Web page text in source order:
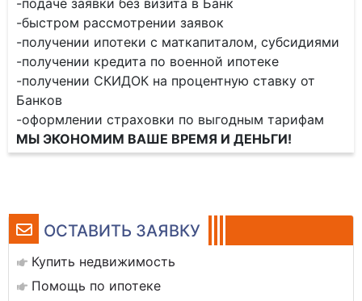
ОСТАВИТЬ ЗАЯВКУ
Купить недвижимость
Помощь по ипотеке
-подаче заявки без визита в Банк
-быстром рассмотрении заявок
-получении ипотеки с маткапиталом, субсидиями
-получении кредита по военной ипотеке
-получении СКИДОК на процентную ставку от
Банков
-оформлении страховки по выгодным тарифам
МЫ ЭКОНОМИМ ВАШЕ ВРЕМЯ И ДЕНЬГИ!